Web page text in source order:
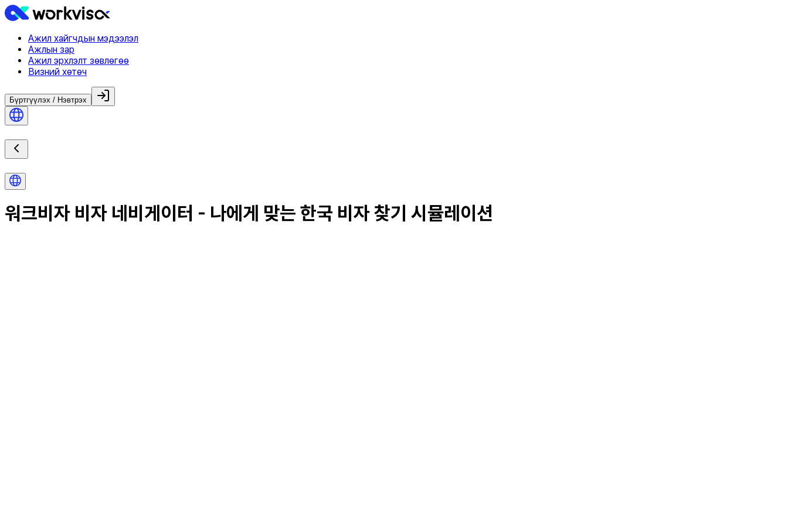
Ажил хайгчдын мэдээлэл
Ажлын зар
Ажил эрхлэлт зөвлөгөө
Визний хөтөч
Бүртгүүлэх / Нэвтрэх
워크비자 비자 네비게이터 - 나에게 맞는 한국 비자 찾기 시뮬레이션